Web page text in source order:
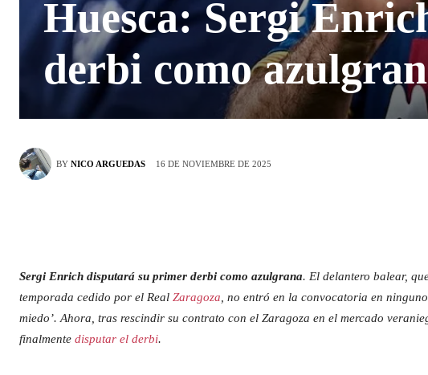
Huesca: Sergi
derbi como
BY NICO ARGUEDAS 16 DE NOVIEMBRE DE 2025
Sergi Enrich disputará su primer derbi como azulgrana. El delantero balear,
temporada cedido por el Real Zaragoza, no entró en la convocatoria en
miedo’. Ahora, tras rescindir su contrato con el Zaragoza en el mercado
finalmente disputar el derbi.